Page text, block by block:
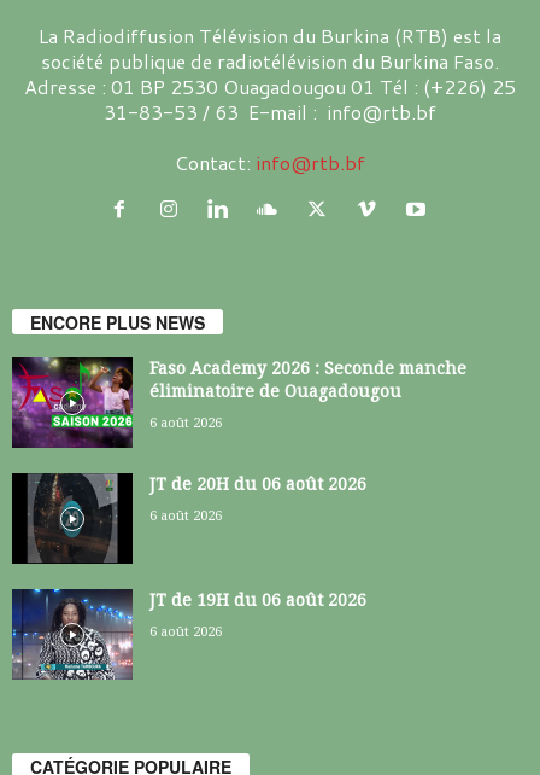
La Radiodiffusion Télévision du Burkina (RTB) est la
société publique de radiotélévision du Burkina Faso.
Adresse : 01 BP 2530 Ouagadougou 01 Tél : (+226) 25
31-83-53 / 63 E-mail : info@rtb.bf
Contact: info@rtb.bf
ENCORE PLUS NEWS
Faso Academy 2026 : Seconde manche
éliminatoire de Ouagadougou
6 août 2026
JT de 20H du 06 août 2026
6 août 2026
JT de 19H du 06 août 2026
6 août 2026
CATÉGORIE POPULAIRE